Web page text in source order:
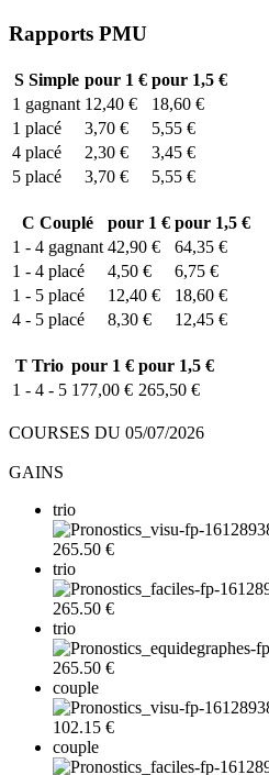
Rapports PMU
SSimple pour 1 € pour 1,5 €
1 gagnant 12,40 €
18,60 €
1 placé 3,70 €
5,55 €
4 placé 2,30 €
3,45 €
5 placé 3,70 € 5,55 €
C Couplé pour 1 € pour 1,5 €
1 - 4 gagnant 42,90 €
64,35 €
1 - 4 placé 4,50 €
6,75 €
1 - 5 placé 12,40 €
18,60 €
4 - 5 placé 8,30 € 12,45 €
T Trio pour 1 € pour 1,5 €
1 - 4 - 5 177,00 € 265,50 €
COURSES DU 05/07/2026
GAINS
trio
265.50 €
trio
265.50 €
trio
265.50 €
couple
102.15 €
couple